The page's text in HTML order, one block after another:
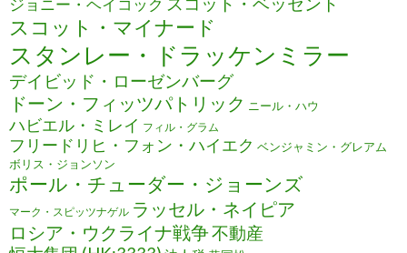
スコット・マイナード
スタンレー・ドラッケンミラー
デイビッド・ローゼンバーグ
ドーン・フィッツパトリック ニール・ハウ
ハビエル・ミレイ フィル・グラム
フリードリヒ・フォン・ハイエク ベンジャミン・グレアム
ボリス・ジョンソン
ポール・チューダー・ジョーンズ
マーク・スピッツナゲル ラッセル・ネイピア
ロシア・ウクライナ戦争不動産